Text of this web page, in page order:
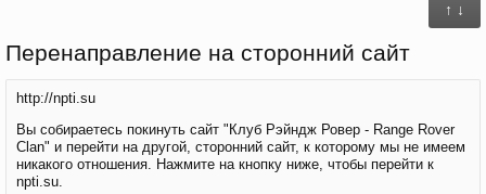
↑ ↓
Перенаправление на сторонний сайт
http://npti.su
Вы собираетесь покинуть сайт "Клуб Рэйндж Ровер - Range Rover
Clan" и перейти на другой, сторонний сайт, к которому мы не имеем
никакого отношения. Нажмите на кнопку ниже, чтобы перейти к
npti.su.